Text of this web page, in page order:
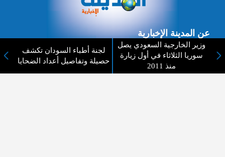
وزير الخارجية السعودي يصل
سوريا الثلاثاء في أول زيارة
منذ 2011
لجنة أطباء السودان تكشف
حصيلة وتفاصيل أعداد الضحايا
عن المدينة الإخبارية
المدينة الإخبارية صحيفة الكترونية شاملة تابعة لشركة قنوات البث
الاردنية تنقل الاخبار المحلية الأردنية وأخبار فلسطين وأبرز الأخبار
العربية والدولية لحظة حدوثها بمهنية رفيعة ليكون العالم بما يجري